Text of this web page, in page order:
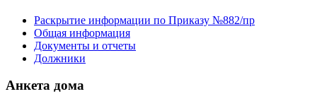
Раскрытие информации по Приказу №882/пр
Общая информация
Документы и отчеты
Должники
Анкета дома